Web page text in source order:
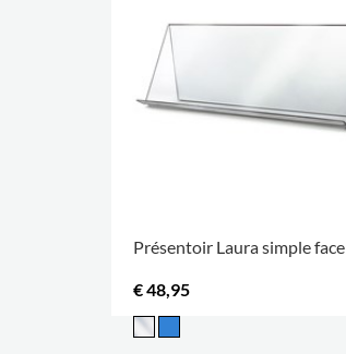
Présentoir Laura simple face
€ 48,95